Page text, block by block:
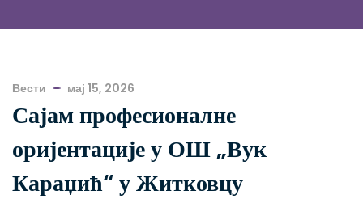
Вести мај 15, 2026
Сајам професионалне
оријентације у ОШ „Вук
Караџић“ у Житковцу